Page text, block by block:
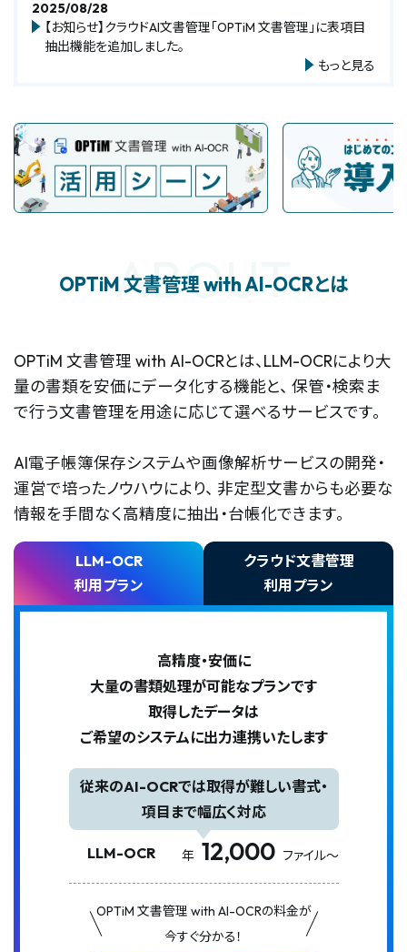
2025/08/28
【お知らせ】クラウドAI文書管理「OPTiM 文書管理」に表項目
抽出機能を追加しました。
もっと見る
OPTiM 文書管理 with AI-OCRとは
ABOUT
OPTiM 文書管理 with AI-OCRとは、LLM-OCRにより大
量の書類を安価にデータ化する機能と、 保管・検索ま
で行う文書管理を用途に応じて選べるサービスです。
AI電子帳簿保存システムや画像解析サービスの開発・
運営で培ったノウハウにより、 非定型文書からも必要な
情報を手間なく高精度に抽出・台帳化できます。
LLM-OCR
利用プラン
クラウド文書管理
利用プラン
高精度・安価に
大量の書類処理が可能なプランです
取得したデータは
ご希望のシステムに出力連携いたします
従来のAI-OCRでは取得が難しい書式・
項目まで幅広く対応
LLM-OCR 年 12,000 ファイル～
OPTiM 文書管理 with AI-OCRの料金が
今すぐ分かる！